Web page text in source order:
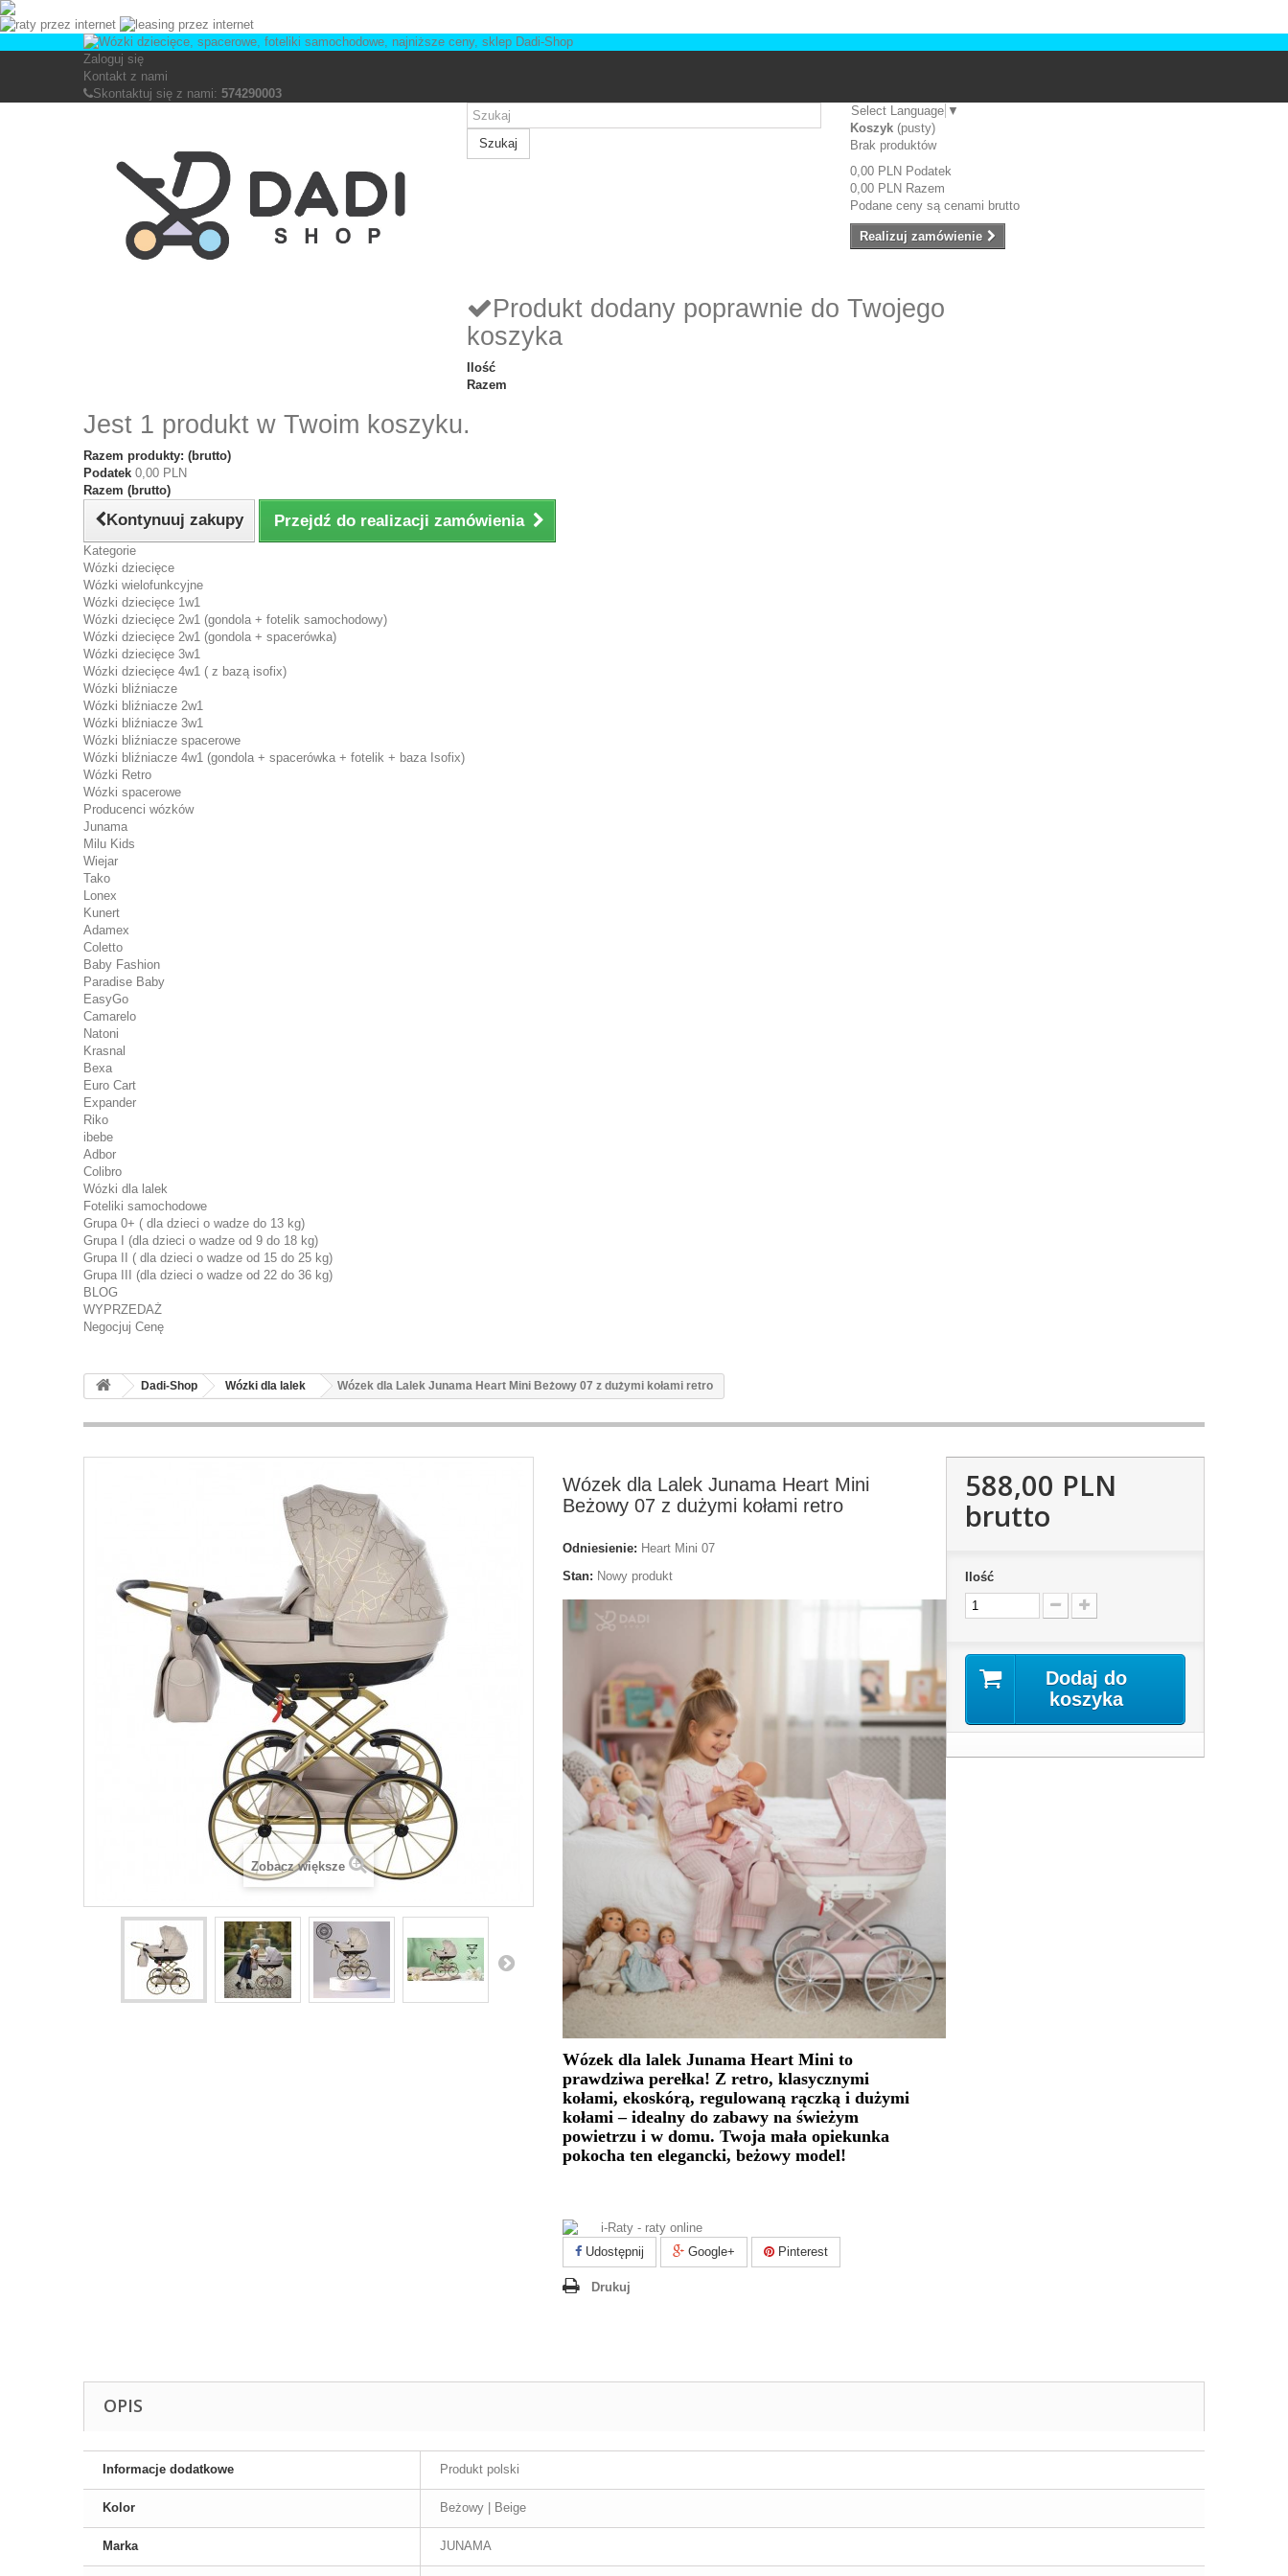
Zaloguj się
Kontakt z nami
Skontaktuj się z nami: 574290003
Szukaj
Select Language ▼
Koszyk (pusty)
Brak produktów
0,00 PLN Podatek
0,00 PLN Razem
Podane ceny są cenami brutto
Realizuj zamówienie
Produkt dodany poprawnie do Twojego
koszyka
Ilość
Razem
Jest 1 produkt w Twoim koszyku.
Razem produkty: (brutto)
Podatek 0,00 PLN
Razem (brutto)
Kontynuuj zakupy Przejdź do realizacji zamówienia
Kategorie
Wózki dziecięce
Wózki wielofunkcyjne
Wózki dziecięce 1w1
Wózki dziecięce 2w1 (gondola + fotelik samochodowy)
Wózki dziecięce 2w1 (gondola + spacerówka)
Wózki dziecięce 3w1
Wózki dziecięce 4w1 ( z bazą isofix)
Wózki bliźniacze
Wózki bliźniacze 2w1
Wózki bliźniacze 3w1
Wózki bliźniacze spacerowe
Wózki bliźniacze 4w1 (gondola + spacerówka + fotelik + baza Isofix)
Wózki Retro
Wózki spacerowe
Producenci wózków
Junama
Milu Kids
Wiejar
Tako
Lonex
Kunert
Adamex
Coletto
Baby Fashion
Paradise Baby
EasyGo
Camarelo
Natoni
Krasnal
Bexa
Euro Cart
Expander
Riko
ibebe
Adbor
Colibro
Wózki dla lalek
Foteliki samochodowe
Grupa 0+ ( dla dzieci o wadze do 13 kg)
Grupa I (dla dzieci o wadze od 9 do 18 kg)
Grupa II ( dla dzieci o wadze od 15 do 25 kg)
Grupa III (dla dzieci o wadze od 22 do 36 kg)
BLOG
WYPRZEDAŻ
Negocjuj Cenę
Dadi-Shop Wózki dla lalek Wózek dla Lalek Junama Heart Mini Beżowy 07 z dużymi kołami retro
Zobacz większe
Wózek dla Lalek Junama Heart Mini
Beżowy 07 z dużymi kołami retro
Odniesienie: Heart Mini 07
Stan: Nowy produkt
Wózek dla lalek Junama Heart Mini to
prawdziwa perełka! Z retro, klasycznymi
kołami, ekoskórą, regulowaną rączką i dużymi
kołami – idealny do zabawy na świeżym
powietrzu i w domu. Twoja mała opiekunka
pokocha ten elegancki, beżowy model!
Udostępnij Google+ Pinterest
Drukuj
588,00 PLN
brutto
Ilość
Dodaj do
koszyka
OPIS
Informacje dodatkowe Produkt polski
Kolor Beżowy | Beige
Marka JUNAMA